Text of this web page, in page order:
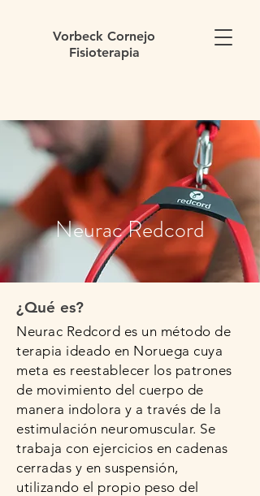
Vorbeck Cornejo
Fisioterapia
Neurac Redcord
Neurac Redcord es un método de
terapia ideado en Noruega cuya
meta es reestablecer los patrones
de movimiento del cuerpo de
manera indolora y a través de la
estimulación neuromuscular. Se
trabaja con ejercicios en cadenas
cerradas y en suspensión,
utilizando el propio peso del
¿Qué es?